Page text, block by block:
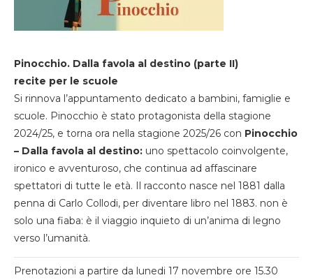
Pinocchio. Dalla favola al destino (parte II)
recite per le scuole
Si rinnova l’appuntamento dedicato a bambini, famiglie e
scuole. Pinocchio è stato protagonista della stagione
2024/25, e torna ora nella stagione 2025/26 con Pinocchio
– Dalla favola al destino: uno spettacolo coinvolgente,
ironico e avventuroso, che continua ad affascinare
spettatori di tutte le età. Il racconto nasce nel 1881 dalla
penna di Carlo Collodi, per diventare libro nel 1883. non è
solo una fiaba: è il viaggio inquieto di un’anima di legno
verso l’umanità.
Prenotazioni a partire da lunedi 17 novembre ore 15.30